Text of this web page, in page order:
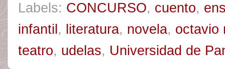
Labels: CONCURSO, cuento,
infantil , literatura, novela, octavio
teatro, udelas, Universidad de